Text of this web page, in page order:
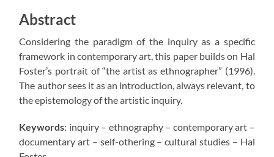
Abstract
Considering the paradigm of the inquiry as a specific
framework in contemporary art, this paper builds on Hal
Foster’s portrait of “the artist as ethnographer” (1996).
The author sees it as an introduction, always relevant, to
the epistemology of the artistic inquiry.
Keywords: inquiry – ethnography – contemporary art –
documentary art – self-othering – cultural studies – Hal